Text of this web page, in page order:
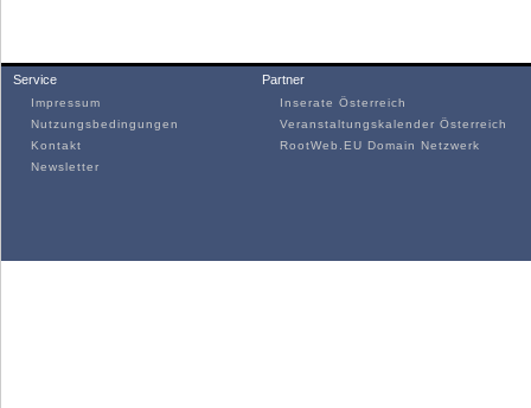
Service
Impressum
Nutzungsbedingungen
Kontakt
Newsletter
Partner
Inserate Österreich
Veranstaltungskalender Österreich
RootWeb.EU Domain Netzwerk